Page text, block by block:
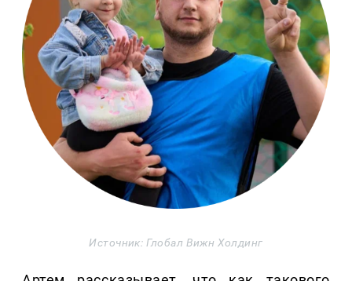
Источник: Глобал Вижн Холдинг